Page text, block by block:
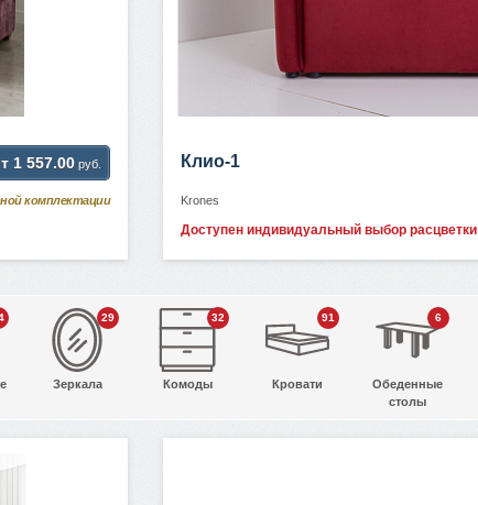
1 557.00 руб.
комплектации
Клио-1
Krones
Доступен индивидуальный выбор расцветки
29
Зеркала
32
Комоды
91
Кровати
6
Обеденные
столы